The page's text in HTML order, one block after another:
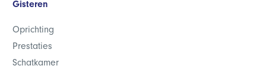
Gisteren
Oprichting
Prestaties
Schatkamer